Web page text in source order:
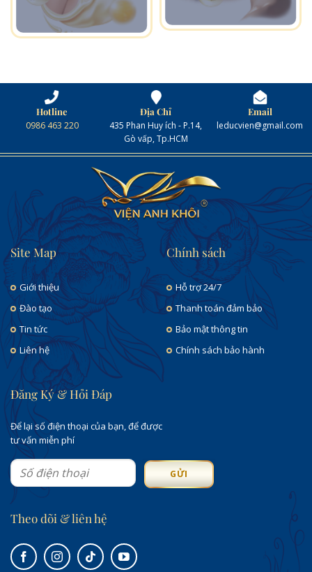
Hotline
0986 463 220
Địa Chỉ
435 Phan Huy ích - P.14,
Gò vấp, Tp.HCM
Email
leducvien@gmail.com
Site Map
Giới thiệu
Đào tạo
Tin tức
Liên hệ
Chính sách
Hỗ trợ 24/7
Thanh toán đảm bảo
Bảo mật thông tin
Chính sách bảo hành
Đăng Ký & Hỏi Đáp
Để lại số điện thoại của bạn, để được
tư vấn miễn phí
Theo dõi & liên hệ